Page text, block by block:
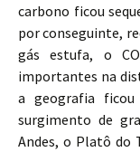
carbono ficou
por conseguinte,
gás estufa, o CO
importantes na
a geografia
surgimento de
Andes, o Platô do